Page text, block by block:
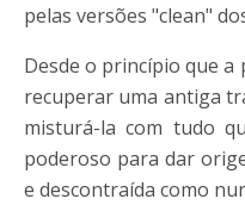
pelas versões "clean"
Desde o princípio que
recuperar uma antiga
misturá-la com tudo
poderoso para dar
e descontraída como